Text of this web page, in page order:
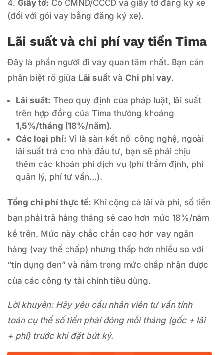
Giấy tờ: Có CMND/CCCD và giấy tờ đăng ký xe
(đối với gói vay bằng đăng ký xe).
Lãi suất và chi phí vay tiền Tima
Đây là phần người đi vay quan tâm nhất. Bạn cần
phân biệt rõ giữa Lãi suất và Chi phí vay.
Lãi suất: Theo quy định của pháp luật, lãi suất
trên hợp đồng của Tima thường khoảng
1,5%/tháng (18%/năm).
Các loại phí: Vì là sàn kết nối công nghệ, ngoài
lãi suất trả cho nhà đầu tư, bạn sẽ phải chịu
thêm các khoản phí dịch vụ (phí thẩm định, phí
quản lý, phí tư vấn…).
Tổng chi phí thực tế: Khi cộng cả lãi và phí, số tiền
bạn phải trả hàng tháng sẽ cao hơn mức 18%/năm
kể trên. Mức này chắc chắn cao hơn vay ngân
hàng (vay thế chấp) nhưng thấp hơn nhiều so với
“tín dụng đen” và nằm trong mức chấp nhận được
của các công ty tài chính tiêu dùng.
Lời khuyên: Hãy yêu cầu nhân viên tư vấn tính
toán cụ thể số tiền phải đóng mỗi tháng (gốc + lãi
+ phí) trước khi đặt bút ký.